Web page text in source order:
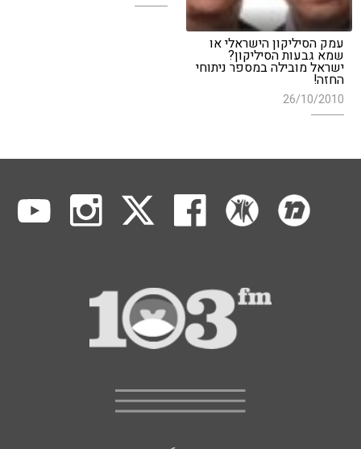
עמק הסיליקון הישראלי או
שמא גבעות הסיליקון?
ישראל מובילה במספר ניתוחי
החזה!
26/10/2010